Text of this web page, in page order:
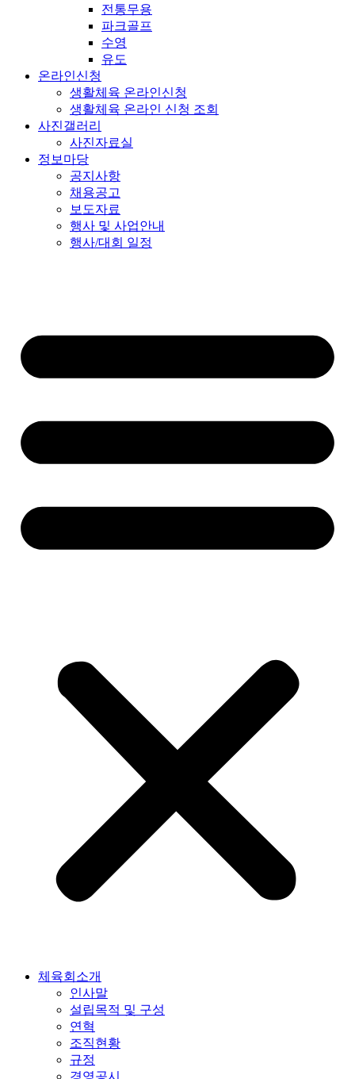
전통무용
파크골프
수영
유도
온라인신청
생활체육 온라인신청
생활체육 온라인 신청 조회
사진갤러리
사진자료실
정보마당
공지사항
채용공고
보도자료
행사 및 사업안내
행사/대회 일정
체육회소개
인사말
설립목적 및 구성
연혁
조직현황
규정
경영공시